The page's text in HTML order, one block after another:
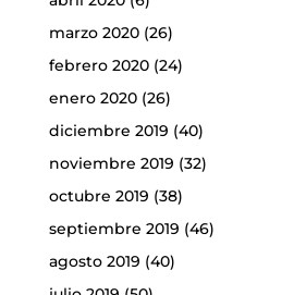
marzo 2020(26)
febrero 2020(24)
enero 2020(26)
diciembre 2019 (40)
noviembre 2019 (32)
octubre 2019 (38)
septiembre 2019 (46)
agosto 2019 (40)